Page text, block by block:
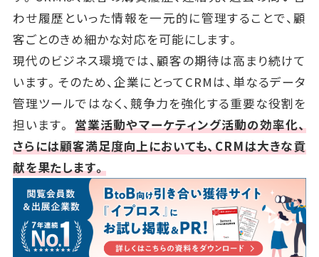
わせ履歴といった情報を一元的に管理することで、顧
客ごとのきめ細かな対応を可能にします。
現代のビジネス環境では、顧客の期待は高まり続けて
います。そのため、企業にとってCRMは、単なるデータ
管理ツールではなく、競争力を強化する重要な役割を
担います。営業活動やマーケティング活動の効率化、
さらには顧客満足度向上においても、CRMは大きな貢
献を果たします。